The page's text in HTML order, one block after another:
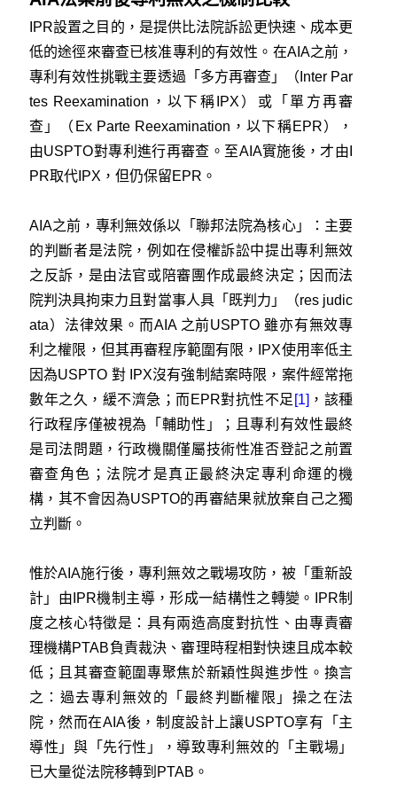
IPR設置之目的，是提供比法院訴訟更快速、成本更
低的途徑來審查已核准專利的有效性。在AIA之前，
專利有效性挑戰主要透過「多方再審查」（Inter Par
tes Reexamination，以下稱IPX）或「單方再審
查」（Ex Parte Reexamination，以下稱EPR），
由USPTO對專利進行再審查。至AIA實施後，才由I
PR取代IPX，但仍保留EPR。
AIA之前，專利無效係以「聯邦法院為核心」：主要
的判斷者是法院，例如在侵權訴訟中提出專利無效
之反訴，是由法官或陪審團作成最終決定；因而法
院判決具拘束力且對當事人具「既判力」（res judic
ata）法律效果。而AIA 之前USPTO 雖亦有無效專
利之權限，但其再審程序範圍有限，IPX使用率低主
因為USPTO 對 IPX沒有強制結案時限，案件經常拖
數年之久，緩不濟急；而EPR對抗性不足 [1] ，該種
行政程序僅被視為「輔助性」；且專利有效性最終
是司法問題，行政機關僅屬技術性准否登記之前置
審查角色；法院才是真正最終決定專利命運的機
構，其不會因為USPTO的再審結果就放棄自己之獨
立判斷。
惟於AIA施行後，專利無效之戰場攻防，被「重新設
計」由IPR機制主導，形成一結構性之轉變。IPR制
度之核心特徵是：具有兩造高度對抗性、由專責審
理機構PTAB負責裁決、審理時程相對快速且成本較
低；且其審查範圍專聚焦於新穎性與進步性。換言
之：過去專利無效的「最終判斷權限」操之在法
院，然而在AIA後，制度設計上讓USPTO享有「主
導性」與「先行性」，導致專利無效的「主戰場」
已大量從法院移轉到PTAB。